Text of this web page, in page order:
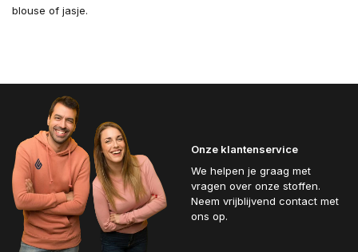
blouse of jasje.
Onze klantenservice
We helpen je graag met
vragen over onze stoffen.
Neem vrijblijvend contact met
ons op.